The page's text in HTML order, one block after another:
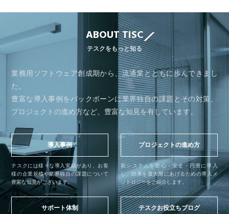
ABOUT TISC
テスクをもっと知る
業務用ソフトウェア創成期から、流通業とともに歩んできまし
た。
豊富な導入事例をバックボーンに業界独自の課題とその対策、
プロジェクトの進め方など、豊富な知見を有しています。
導入事例
テスクには様々な導入実績があり、お客
様の企業規模や業界独自の課題について
豊富な知見がございます。
プロジェクトの進め方
新システムを安心・安全・円滑に導入
し、効果を最大限にあげるための導入メ
ソドロジーをご紹介します。
サポート体制 テスクお役立ちブログ